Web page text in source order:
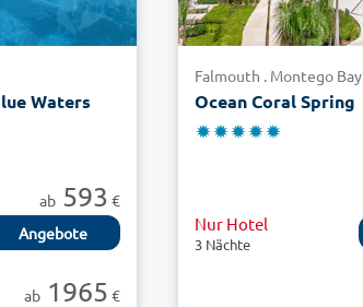
Waters
ab593 €
Angebote
ab1965 €
Falmouth . Montego Bay
Ocean Coral Spring
Nur Hotel
3 Nächte